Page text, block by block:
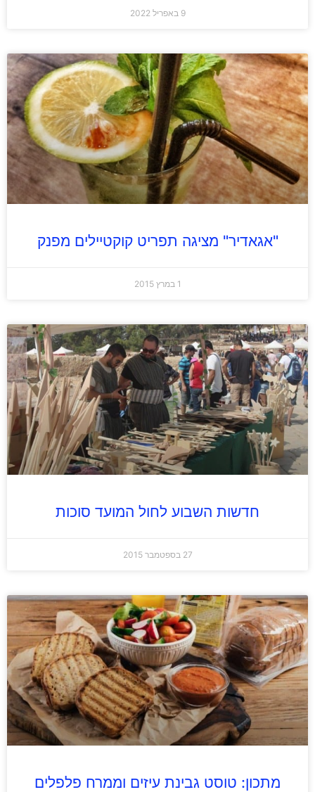
9 באפריל 2022
"אגאדיר" מציגה תפריט קוקטיילים מפנק
1 במרץ 2015
חדשות השבוע לחול המועד סוכות
27 בספטמבר 2015
מתכון: טוסט גבינת עיזים וממרח פלפלים